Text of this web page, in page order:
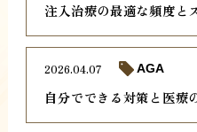
注入治療の最適な頻度と
自分でできる対策と医療
2026.04.07 AGA